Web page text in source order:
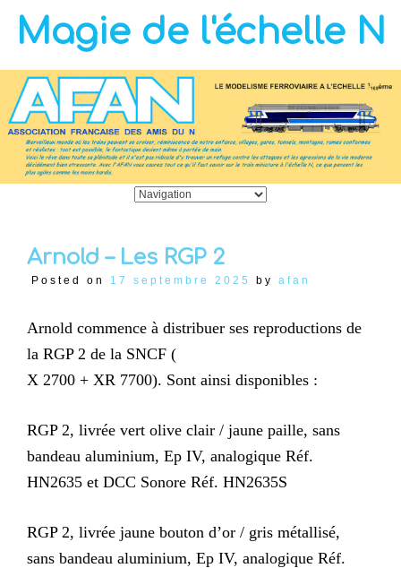
Magie de l'échelle N
Arnold – Les RGP 2
Posted on 17 septembre 2025 by afan
Arnold commence à distribuer ses reproductions de
la RGP 2 de la SNCF (
X 2700 + XR 7700). Sont ainsi disponibles :
RGP 2, livrée vert olive clair / jaune paille, sans
bandeau aluminium, Ep IV, analogique Réf.
HN2635 et DCC Sonore Réf. HN2635S
RGP 2, livrée jaune bouton d’or / gris métallisé,
sans bandeau aluminium, Ep IV, analogique Réf.